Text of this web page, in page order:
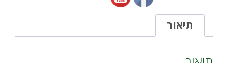
דוב.
v
תיאור